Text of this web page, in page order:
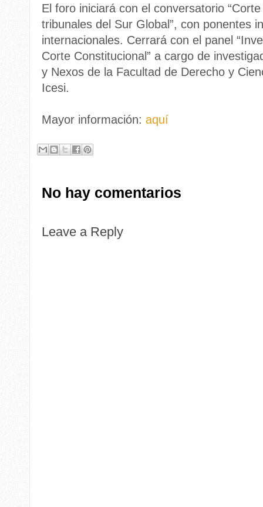
El foro iniciará con el conversatorio
tribunales del Sur Global”, con ponentes
internacionales. Cerrará con el panel
Corte Constitucional” a cargo de
y Nexos de la Facultad de Derecho y
Icesi.
Mayor información: aquí
No hay comentarios
Leave a Reply